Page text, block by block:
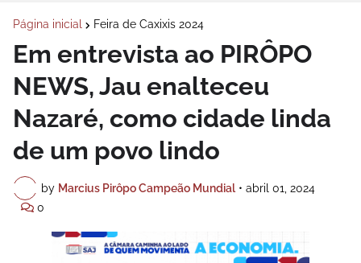
Página inicial Feira de Caxixis 2024
Em entrevista ao PIRÔPO
NEWS, Jau enalteceu
Nazaré, como cidade linda
de um povo lindo
by Marcius Pirôpo Campeão Mundial • abril 01, 2024
0